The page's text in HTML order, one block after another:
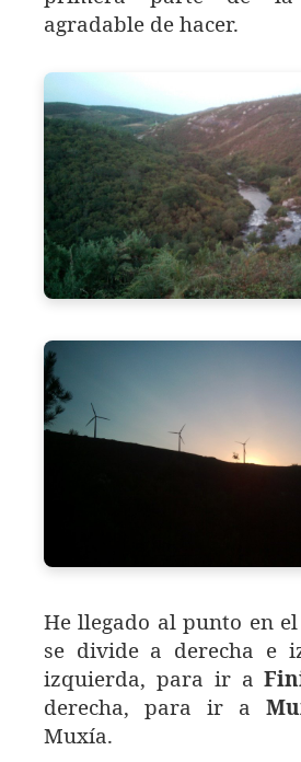
agradable de hacer.
He llegado al punto en
se divide a derecha e
izquierda, para ir a
derecha, para ir a
Muxía.